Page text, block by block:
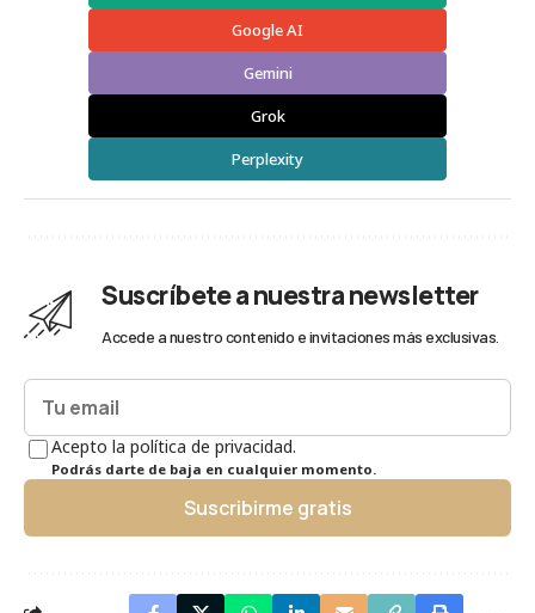
Google AI
Gemini
Grok
Perplexity
Suscríbete a nuestra newsletter
Accede a nuestro contenido e invitaciones más exclusivas.
Acepto la política de privacidad.
Podrás darte de baja en cualquier momento.
Suscribirme gratis